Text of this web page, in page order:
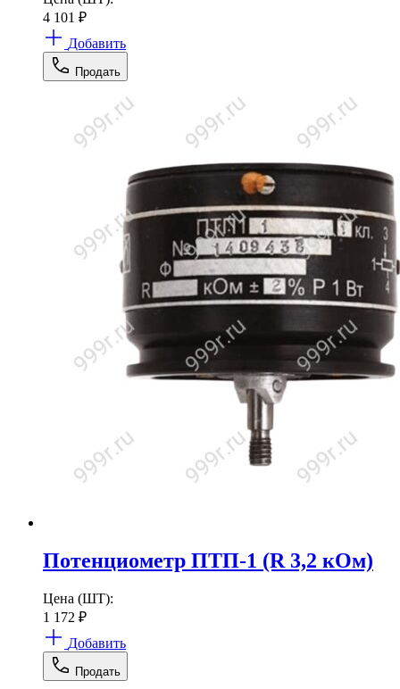
4 101 ₽
Добавить
Продать
Потенциометр ПТП-1 (R 3,2 кОм)
Цена (ШТ):
1 172 ₽
Добавить
Продать